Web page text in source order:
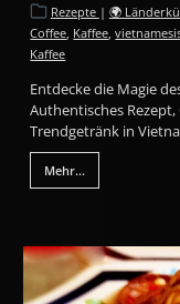
Rezepte | 🌍
Coffee Kaffee ,
Kaffee
Entdecke die Magie
Authentisches Rezept,
Trendgetränk in
Mehr...